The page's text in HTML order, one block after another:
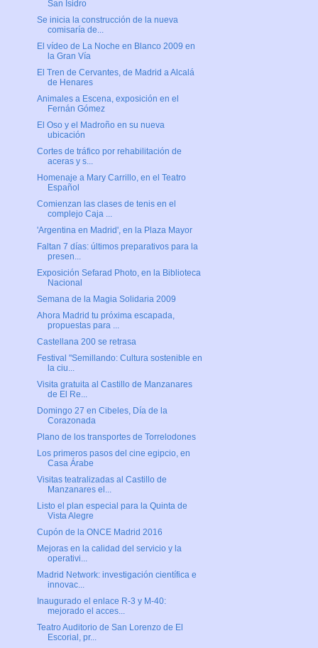
San Isidro
Se inicia la construcción de la nueva
comisaría de...
El vídeo de La Noche en Blanco 2009 en
la Gran Vía
El Tren de Cervantes, de Madrid a Alcalá
de Henares
Animales a Escena, exposición en el
Fernán Gómez
El Oso y el Madroño en su nueva
ubicación
Cortes de tráfico por rehabilitación de
aceras y s...
Homenaje a Mary Carrillo, en el Teatro
Español
Comienzan las clases de tenis en el
complejo Caja ...
'Argentina en Madrid', en la Plaza Mayor
Faltan 7 días: últimos preparativos para la
presen...
Exposición Sefarad Photo, en la Biblioteca
Nacional
Semana de la Magia Solidaria 2009
Ahora Madrid tu próxima escapada,
propuestas para ...
Castellana 200 se retrasa
Festival "Semillando: Cultura sostenible en
la ciu...
Visita gratuita al Castillo de Manzanares
de El Re...
Domingo 27 en Cibeles, Día de la
Corazonada
Plano de los transportes de Torrelodones
Los primeros pasos del cine egipcio, en
Casa Árabe
Visitas teatralizadas al Castillo de
Manzanares el...
Listo el plan especial para la Quinta de
Vista Alegre
Cupón de la ONCE Madrid 2016
Mejoras en la calidad del servicio y la
operativi...
Madrid Network: investigación científica e
innovac...
Inaugurado el enlace R-3 y M-40:
mejorado el acces...
Teatro Auditorio de San Lorenzo de El
Escorial, pr...